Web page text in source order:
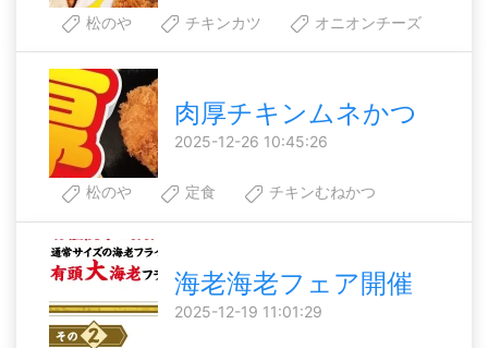
松のや
チキンカツ オニオンチーズ
肉厚チキンムネかつ
2025-12-26 10:45:26
松のや 定食 チキンむねかつ
海老海老フェア開催
2025-12-19 11:01:29